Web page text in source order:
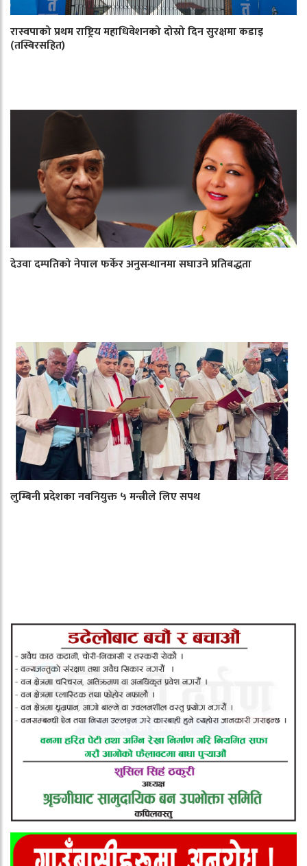
रास्वपाको प्रथम राष्ट्रिय महाधिवेशनको दोस्रो दिन सुरक्षमा कडाइ
(तस्बिरसहित)
देउवा दम्पतिको नेपाल फर्केर अनुसन्धानमा सघाउने प्रतिबद्धता
लुम्बिनी प्रदेशका नवनियुक्त ५ मन्त्रीले लिए सपथ